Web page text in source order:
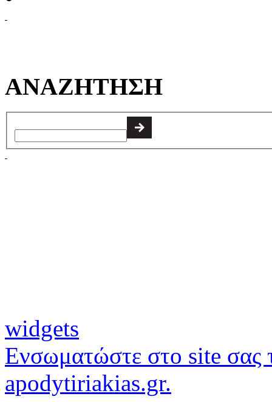
ΑΝΑΖΗΤΗΣΗ
widgets
Ενσωματώστε στο site σας
apodytiriakias.gr.